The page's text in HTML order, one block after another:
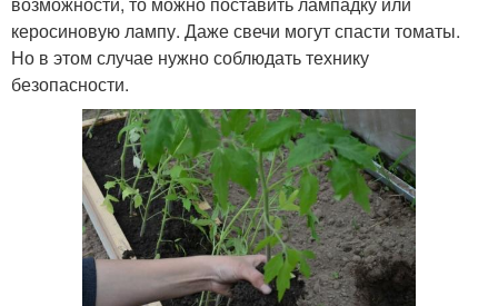
керосиновую лампу. Даже свечи могут спасти томаты.
Но в этом случае нужно соблюдать технику
безопасности.